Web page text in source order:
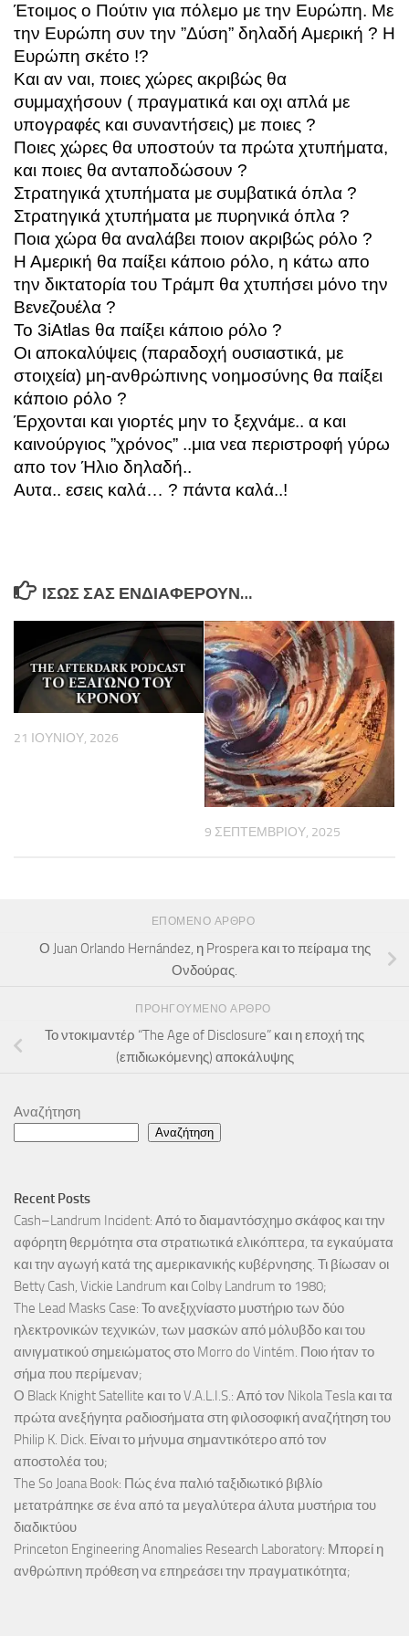
Έτοιμος ο Πούτιν για πόλεμο με την Ευρώπη. Με
την Ευρώπη συν την ”Δύση” δηλαδή Αμερική ? Η
Ευρώπη σκέτο !?
Και αν ναι, ποιες χώρες ακριβώς θα
συμμαχήσουν ( πραγματικά και οχι απλά με
υπογραφές και συναντήσεις) με ποιες ?
Ποιες χώρες θα υποστούν τα πρώτα χτυπήματα,
και ποιες θα ανταποδώσουν ?
Στρατηγικά χτυπήματα με συμβατικά όπλα ?
Στρατηγικά χτυπήματα με πυρηνικά όπλα ?
Ποια χώρα θα αναλάβει ποιον ακριβώς ρόλο ?
Η Αμερική θα παίξει κάποιο ρόλο, η κάτω απο
την δικτατορία του Τράμπ θα χτυπήσει μόνο την
Βενεζουέλα ?
Το 3iAtlas θα παίξει κάποιο ρόλο ?
Οι αποκαλύψεις (παραδοχή ουσιαστικά, με
στοιχεία) μη-ανθρώπινης νοημοσύνης θα παίξει
κάποιο ρόλο ?
Έρχονται και γιορτές μην το ξεχνάμε.. α και
καινούργιος ”χρόνος” ..μια νεα περιστροφή γύρω
απο τον Ήλιο δηλαδή..
Αυτα.. εσεις καλά… ? πάντα καλά..!
ΊΣΩΣ ΣΑΣ ΕΝΔΙΑΦΈΡΟΥΝ…
21 ΙΟΥΝΊΟΥ, 2026
9 ΣΕΠΤΕΜΒΡΊΟΥ, 2025
ΕΠΌΜΕΝΟ ΆΡΘΡΟ
Ο Juan Orlando Hernández, η Prospera και το πείραμα της
Ονδούρας.
ΠΡΟΗΓΟΎΜΕΝΟ ΆΡΘΡΟ
Το ντοκιμαντέρ “The Age of Disclosure” και η εποχή της
(επιδιωκόμενης) αποκάλυψης
Αναζήτηση
Αναζήτηση
Recent Posts
Cash–Landrum Incident: Από το διαμαντόσχημο σκάφος και την
αφόρητη θερμότητα στα στρατιωτικά ελικόπτερα, τα εγκαύματα
και την αγωγή κατά της αμερικανικής κυβέρνησης. Τι βίωσαν οι
Betty Cash, Vickie Landrum και Colby Landrum το 1980;
The Lead Masks Case: Το ανεξιχνίαστο μυστήριο των δύο
ηλεκτρονικών τεχνικών, των μασκών από μόλυβδο και του
αινιγματικού σημειώματος στο Morro do Vintém. Ποιο ήταν το
σήμα που περίμεναν;
Ο Black Knight Satellite και το V.A.L.I.S.: Από τον Nikola Tesla και τα
πρώτα ανεξήγητα ραδιοσήματα στη φιλοσοφική αναζήτηση του
Philip K. Dick. Είναι το μήνυμα σημαντικότερο από τον
αποστολέα του;
The So Joana Book: Πώς ένα παλιό ταξιδιωτικό βιβλίο
μετατράπηκε σε ένα από τα μεγαλύτερα άλυτα μυστήρια του
διαδικτύου
Princeton Engineering Anomalies Research Laboratory: Μπορεί η
ανθρώπινη πρόθεση να επηρεάσει την πραγματικότητα;